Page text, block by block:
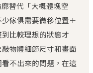
替代「大概體塊空
傢俱需要微移位置＋
比較理想的狀態才
物體細節尺寸和畫面
不出來的問題，在這